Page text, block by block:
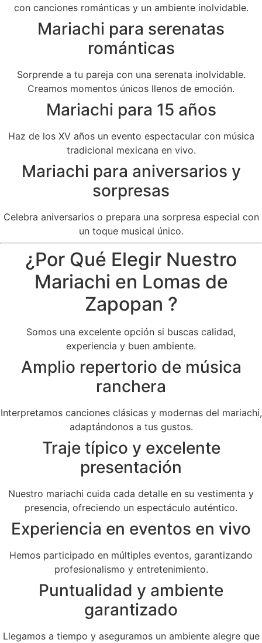
con canciones románticas y un ambiente inolvidable.
Mariachi para serenatas
románticas
Sorprende a tu pareja con una serenata inolvidable.
Creamos momentos únicos llenos de emoción.
Mariachi para 15 años
Haz de los XV años un evento espectacular con música
tradicional mexicana en vivo.
Mariachi para aniversarios y
sorpresas
Celebra aniversarios o prepara una sorpresa especial con
un toque musical único.
¿Por Qué Elegir Nuestro
Mariachi en Lomas de
Zapopan ?
Somos una excelente opción si buscas calidad,
experiencia y buen ambiente.
Amplio repertorio de música
ranchera
Interpretamos canciones clásicas y modernas del mariachi,
adaptándonos a tus gustos.
Traje típico y excelente
presentación
Nuestro mariachi cuida cada detalle en su vestimenta y
presencia, ofreciendo un espectáculo auténtico.
Experiencia en eventos en vivo
Hemos participado en múltiples eventos, garantizando
profesionalismo y entretenimiento.
Puntualidad y ambiente
garantizado
Llegamos a tiempo y aseguramos un ambiente alegre que